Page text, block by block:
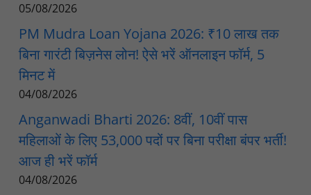
05/08/2026
PM Mudra Loan Yojana 2026: ₹10 लाख तक
बिना गारंटी बिज़नेस लोन! ऐसे भरें ऑनलाइन फॉर्म, 5
मिनट में
04/08/2026
Anganwadi Bharti 2026: 8वीं, 10वीं पास
महिलाओं के लिए 53,000 पदों पर बिना परीक्षा बंपर भर्ती!
आज ही भरें फॉर्म
04/08/2026